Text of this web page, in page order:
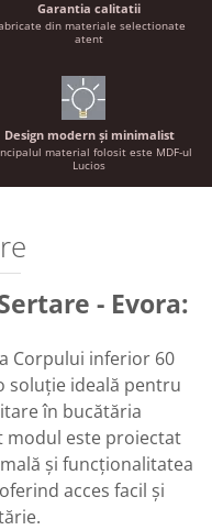
Garantia calitatii
din materiale selectionate
atent
Design modern și minimalist
material folosit este MDF-ul
Lucios
- Evora:
Corpului inferior 60
soluție ideală pentru
în bucătăria
modul este proiectat
și funcționalitatea
acces facil și